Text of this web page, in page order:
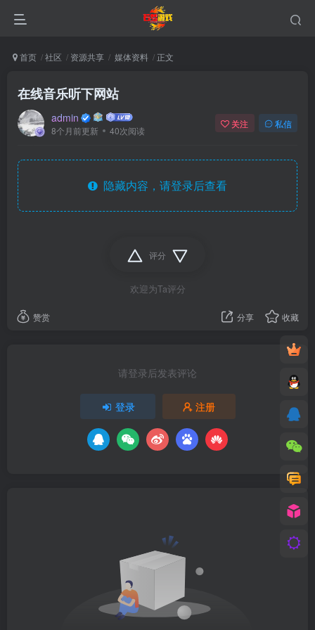
首页 社区 资源共享 媒体资料 正文
在线音乐听下网站
admin
8个月前更新 40次阅读
关注 私信
隐藏内容，请登录后查看
评分
欢迎为Ta评分
赞赏 分享 收藏
请登录后发表评论
登录 注册